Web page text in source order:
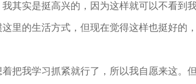
实是挺高兴的，因为这样就可以不看到
里的生活方式，但现在觉得这样也挺好的
我学习抓紧就行了，所以我自愿来这。